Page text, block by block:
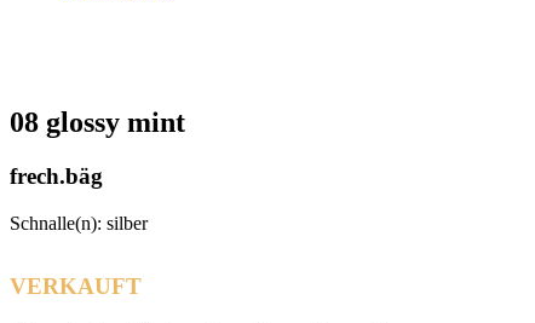
08 glossy mint
frech.bäg
Schnalle(n): silber
VERKAUFT